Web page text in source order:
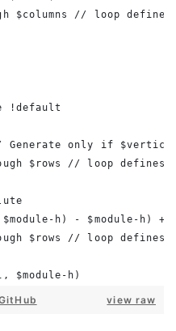
$columns // loop
!default
only if
$rows // loop defines
h) - $module-h) +
$rows // loop defines
$module-h)
view raw